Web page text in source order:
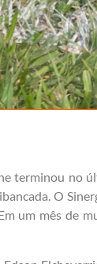
terminou no
O
um mês de